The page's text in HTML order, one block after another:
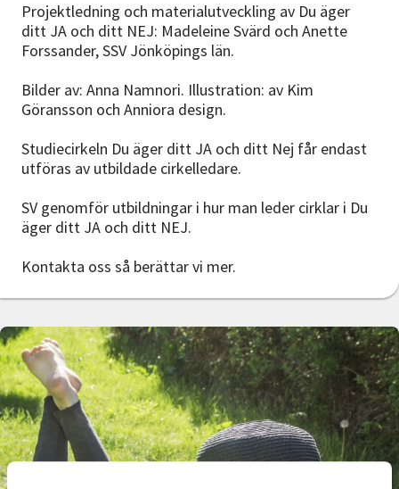
Projektledning och materialutveckling av Du äger
ditt JA och ditt NEJ: Madeleine Svärd och Anette
Forssander, SSV Jönköpings län.
Bilder av: Anna Namnori. Illustration: av Kim
Göransson och Anniora design.
Studiecirkeln Du äger ditt JA och ditt Nej får endast
utföras av utbildade cirkelledare.
SV genomför utbildningar i hur man leder cirklar i Du
äger ditt JA och ditt NEJ.
Kontakta oss så berättar vi mer.